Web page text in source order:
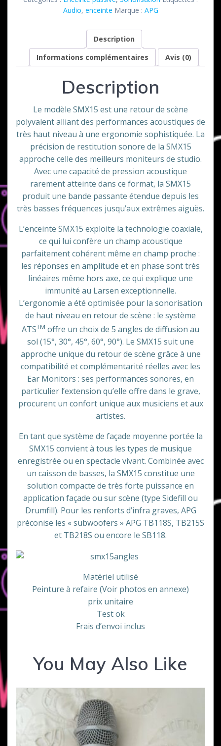
15
APG
Audio, enceinte Marque : APG
Description
Informations complémentaires
Avis (0)
Description
Le modèle SMX15 est une retour de scène
polyvalent alliant des performances acoustiques de
très haut niveau à une ergonomie sophistiquée. La
précision de restitution sonore de la SMX15
approche celle des meilleurs moniteurs de studio.
Avec une capacité de pression acoustique
rarement atteinte dans ce format, la SMX15
produit une bande passante étendue depuis les
très basses fréquences jusqu’aux extrêmes aiguës.
L’enceinte SMX15 exploite la technologie coaxiale,
ce qui lui confère un champ acoustique
parfaitement cohérent même en champ proche :
les réponses en amplitude et en phase sont très
linéaires même hors axe, ce qui explique une
immunité au Larsen exceptionnelle.
L’ergonomie a été optimisée pour la sonorisation
de haut niveau en retour de scène : le système
ATSTM offre un choix de 5 angles de diffusion au
sol (15°, 30°, 45°, 60°, 90°). Le SMX15 suit une
approche unique du retour de scène grâce à une
compatibilité et complémentarité réelles avec les
Ear Monitors : ses performances sonores, en
particulier l’extension qu’elle offre dans le grave,
procurent un confort unique aux musiciens et aux
artistes.
En tant que système de façade moyenne portée la
SMX15 convient à tous les types de musique
enregistrée ou en spectacle vivant. Combinée avec
un caisson de basses, la SMX15 constitue une
solution compacte de très forte puissance en
application façade ou sur scène (type Sidefill ou
Drumfill). Pour les renforts d’infra graves, APG
préconise les « subwoofers » APG TB118S, TB215S
et TB218S ou encore le SB118.
Matériel utilisé
Peinture à refaire (Voir photos en annexe)
prix unitaire
Test ok
Frais d’envoi inclus
You May Also Like